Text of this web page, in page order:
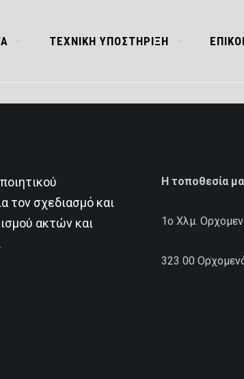
ΤΕΧΝΙΚΗ ΥΠΟΣΤΗΡΙΞΗ
τον σχεδιασμό και
ακτών και
Η τοποθεσία
1ο Χλμ.
323 00